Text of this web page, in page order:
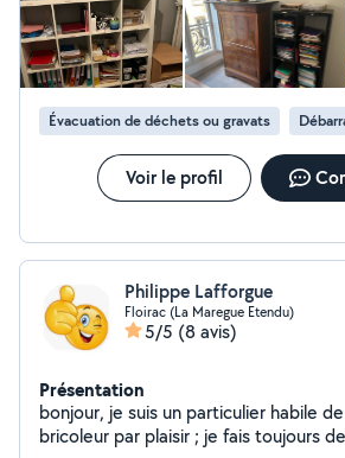
Évacuation de déchets ou gravats
Voir le profil
Philippe Lafforgue
Floirac (La Maregue Etendu)
5/5 (8 avis)
Présentation
bonjour, je suis un particulier habile
bricoleur par plaisir ; je fais toujours